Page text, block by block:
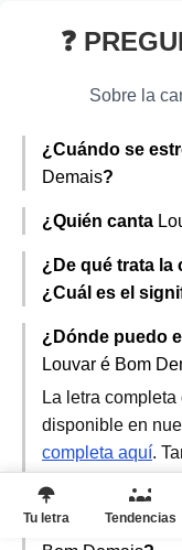
❓
Sobre la
¿Cuándo se
Demais?
¿Quién canta
¿De qué trata la
¿Cuál es el
¿Dónde puedo
Louvar é Bom
La letra completa
disponible en
completa aquí.
plataformas
¿Existe un
Tu letra Tendencias